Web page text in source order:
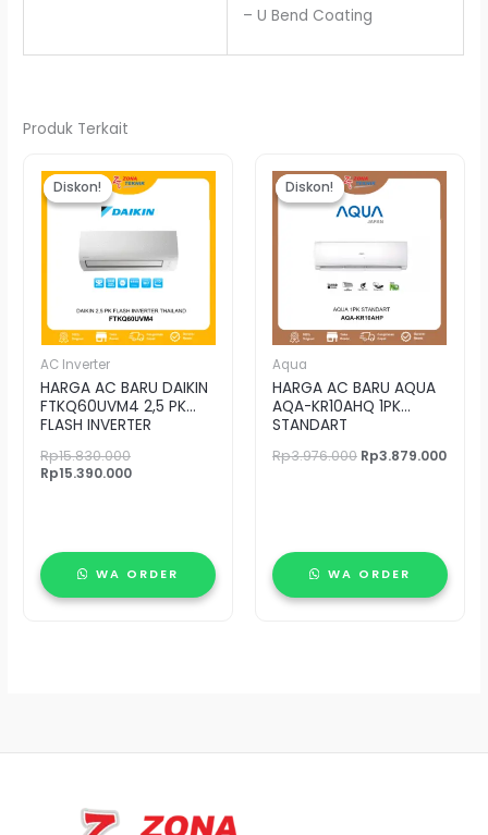
– U Bend Coating
Produk Terkait
Diskon!
Diskon!
AC Inverter
HARGA AC BARU DAIKIN
FTKQ60UVM4 2,5 PK
FLASH INVERTER
Rp15.830.000
aslinya
adalah:
Rp15.830.000.
Rp15.390.000
saat
ini
adalah:
Rp15.390.000.
WA ORDER
Diskon!
Diskon!
Aqua
HARGA AC BARU AQUA
AQA-KR10AHQ 1PK
STANDART
Rp3.976.000
aslinya
adalah:
Rp3.976.000.
Rp3.879.000
WA ORDER